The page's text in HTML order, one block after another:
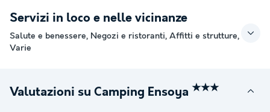
Servizi in loco e nelle vicinanze
Salute e benessere, Negozi e ristoranti, Affitti e strutture,
Varie
Valutazioni su Camping Ensoya ★★★